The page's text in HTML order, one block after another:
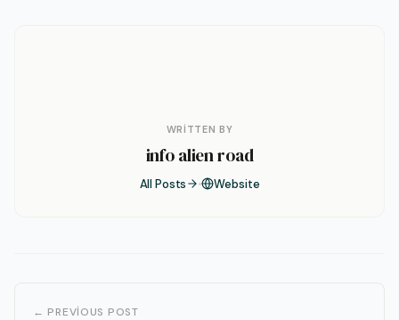
WRITTEN BY
info alien road
All Posts Website
← PREVIOUS POST